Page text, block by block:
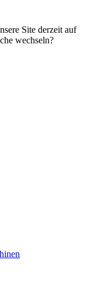
Site derzeit auf
wechseln?